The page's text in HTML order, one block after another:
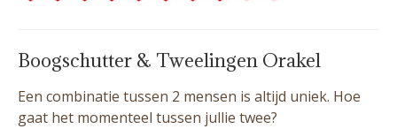
Boogschutter & Tweelingen Orakel
Een combinatie tussen 2 mensen is altijd uniek. Hoe
gaat het momenteel tussen jullie twee?